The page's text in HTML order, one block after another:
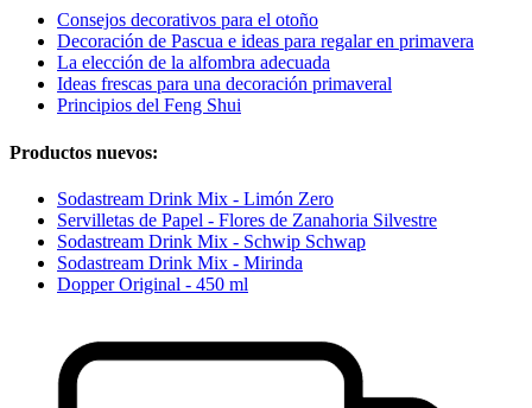
Consejos decorativos para el otoño
Decoración de Pascua e ideas para regalar en primavera
La elección de la alfombra adecuada
Ideas frescas para una decoración primaveral
Principios del Feng Shui
Productos nuevos:
Sodastream Drink Mix - Limón Zero
Servilletas de Papel - Flores de Zanahoria Silvestre
Sodastream Drink Mix - Schwip Schwap
Sodastream Drink Mix - Mirinda
Dopper Original - 450 ml